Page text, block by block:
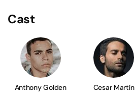
Cast
Anthony Golden Cesar Martín